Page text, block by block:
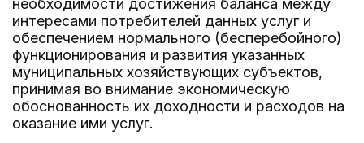
необходимости достижения баланса между
интересами потребителей данных услуг и
обеспечением нормального (бесперебойного)
функционирования и развития указанных
муниципальных хозяйствующих субъектов,
принимая во внимание экономическую
обоснованность их доходности и расходов на
оказание ими услуг.